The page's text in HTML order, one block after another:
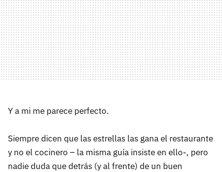
Y a mi me parece perfecto.
Siempre dicen que las estrellas las gana el restaurante
y no el cocinero – la misma guía insiste en ello-, pero
nadie duda que detrás (y al frente) de un buen